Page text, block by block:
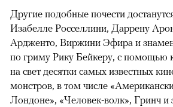
Другие подобные почести
Изабелле Росселлини, Даррену
Ардженто, Виржини Эфира и
по гриму Рику Бейкеру, с помощью
на свет десятки самых известных
монстров, в том числе
Лондоне», «Человек-волк», Гринч и